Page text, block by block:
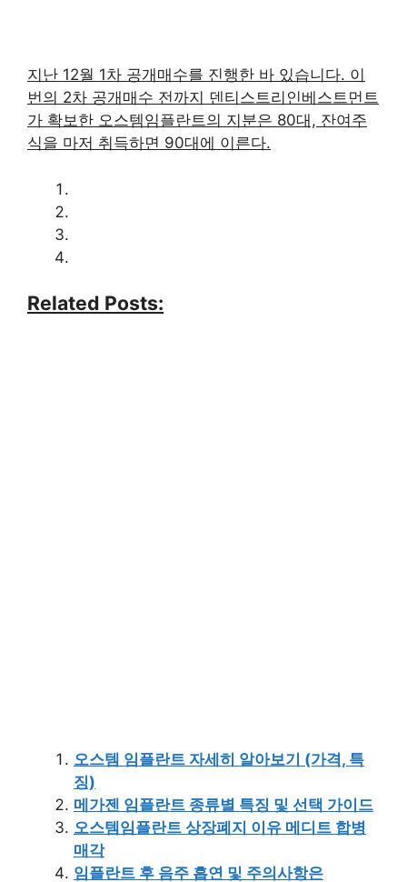
지난 12월 1차 공개매수를 진행한 바 있습니다. 이
번의 2차 공개매수 전까지 덴티스트리인베스트먼트
가 확보한 오스템임플란트의 지분은 80대, 잔여주
식을 마저 취득하면 90대에 이른다.
Related Posts:
오스템 임플란트 자세히 알아보기 (가격, 특
징)
메가젠 임플란트 종류별 특징 및 선택 가이드
오스템임플란트 상장폐지 이유 메디트 합병
매각
임플란트 후 음주 흡연 및 주의사항은